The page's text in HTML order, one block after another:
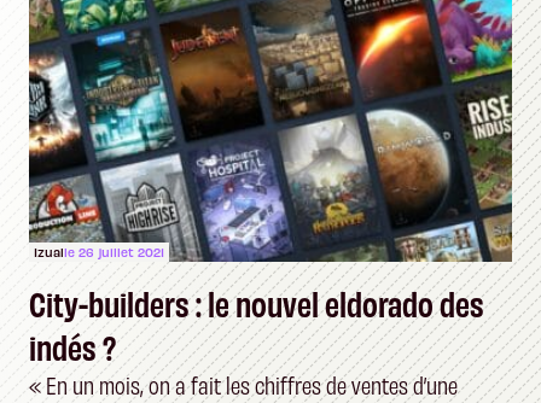
Izualle 26 juillet 2021
City-builders : le nouvel eldorado des
indés ?
« En un mois, on a fait les chiffres de ventes d’une